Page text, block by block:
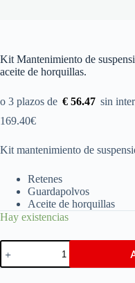
Kit Mantenimiento de
aceite de horquillas.
€ 56.47
169.40€
Kit mantenimiento de
Retenes
Guardapolvos
Aceite de horquillas
Hay existencias